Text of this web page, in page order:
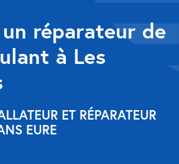
réparateur de
à Les
ET RÉPARATEUR
EURE